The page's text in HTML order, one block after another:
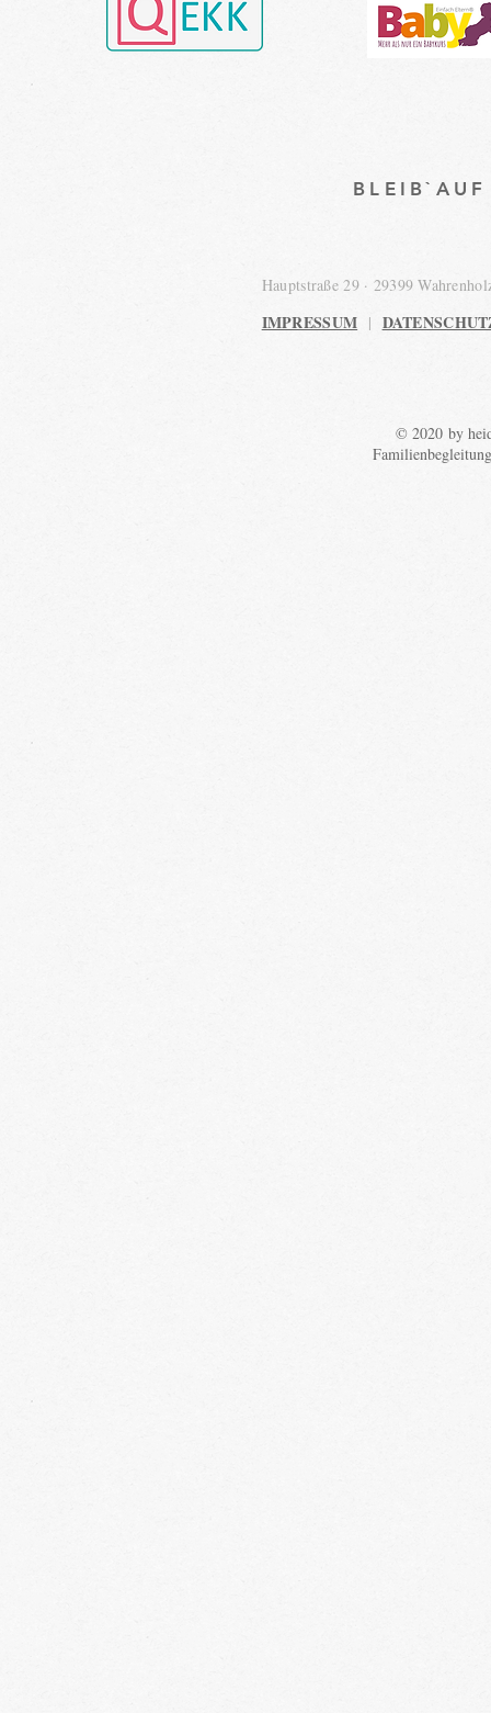
Hauptstraße 29 · 29399
IMPRESSUM |
© 2020 by